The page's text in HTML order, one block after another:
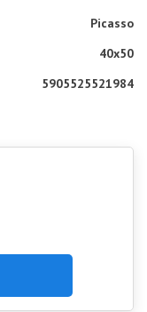
Picasso
40x50
5905525521984